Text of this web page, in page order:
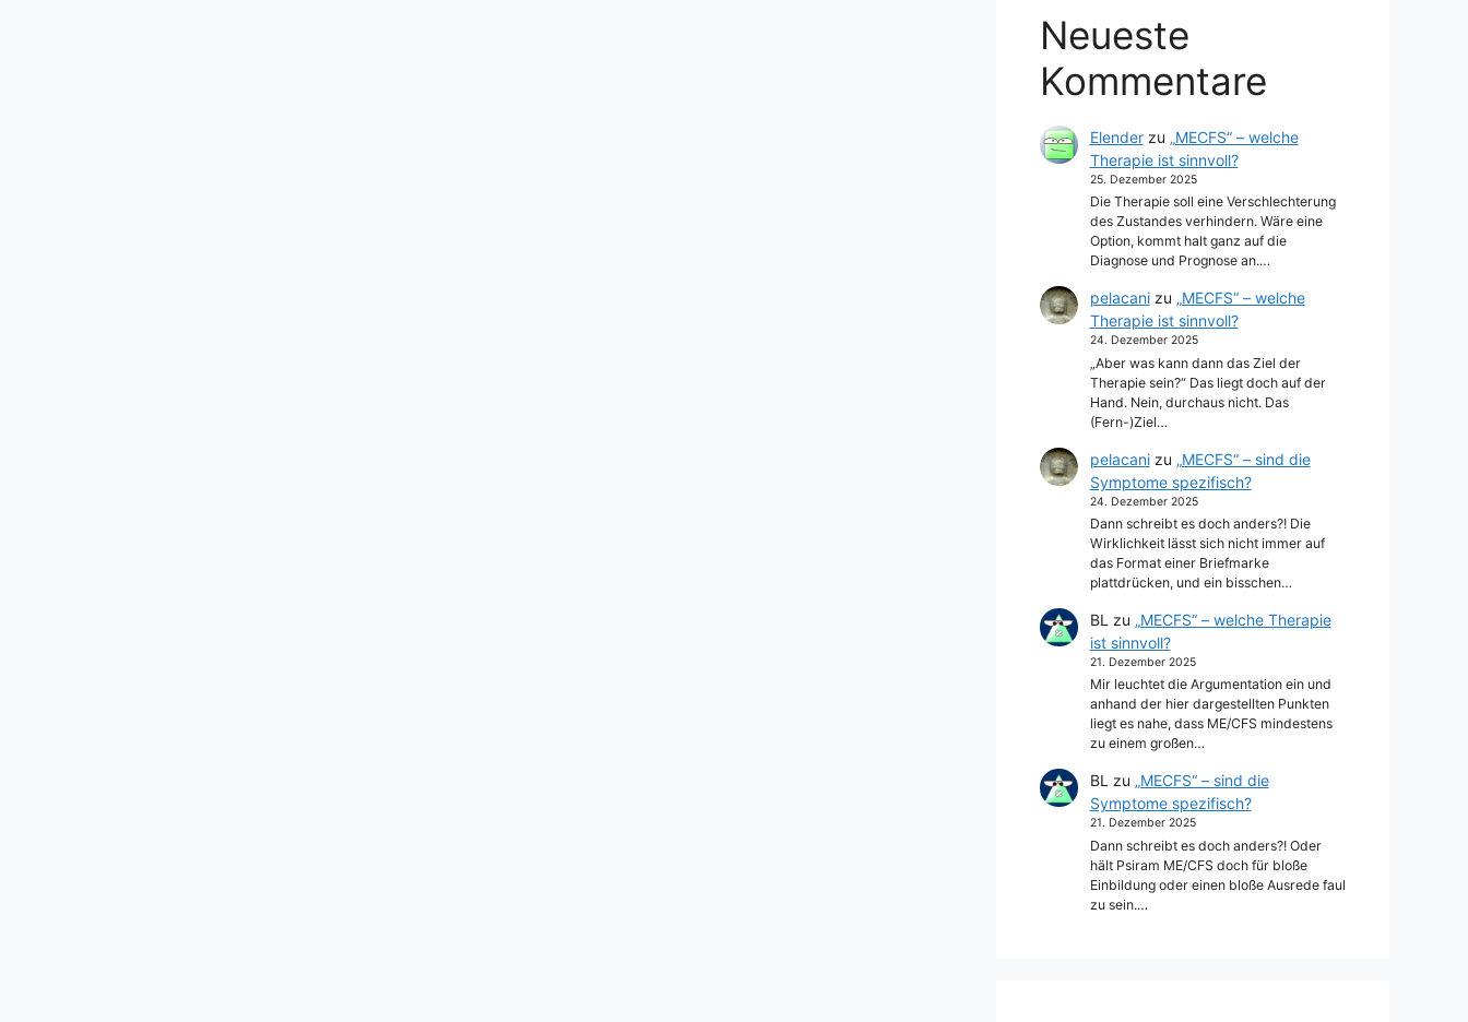
Neueste
Kommentare
Elenderzu „MECFS“ – welche
Therapie ist sinnvoll?
25. Dezember 2025
Die Therapie soll eine Verschlechterung
des Zustandes verhindern. Wäre eine
Option, kommt halt ganz auf die
Diagnose und Prognose an.…
pelacanizu „MECFS“ – welche
Therapie ist sinnvoll?
24. Dezember 2025
„Aber was kann dann das Ziel der
Therapie sein?“ Das liegt doch auf der
Hand. Nein, durchaus nicht. Das
(Fern-)Ziel…
pelacanizu „MECFS“ – sind die
Symptome spezifisch?
24. Dezember 2025
Dann schreibt es doch anders?! Die
Wirklichkeit lässt sich nicht immer auf
das Format einer Briefmarke
plattdrücken, und ein bisschen…
BL zu „MECFS“ – welche Therapie
ist sinnvoll?
21. Dezember 2025
Mir leuchtet die Argumentation ein und
anhand der hier dargestellten Punkten
liegt es nahe, dass ME/CFS mindestens
zu einem großen…
BL zu „MECFS“ – sind die
Symptome spezifisch?
21. Dezember 2025
Dann schreibt es doch anders?! Oder
hält Psiram ME/CFS doch für bloße
Einbildung oder einen bloße Ausrede faul
zu sein.…